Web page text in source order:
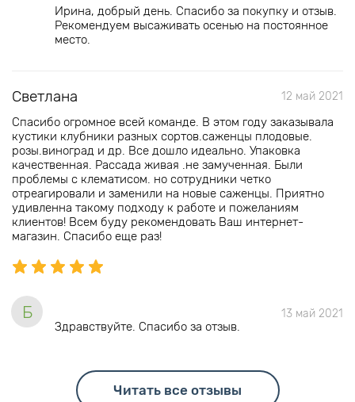
Ирина, добрый день. Спасибо за покупку и отзыв.
Рекомендуем высаживать осенью на постоянное
место.
Светлана 12 май 2021
Спасибо огромное всей команде. В этом году заказывала
кустики клубники разных сортов.саженцы плодовые.
розы.виноград и др. Все дошло идеально. Упаковка
качественная. Рассада живая .не замученная. Были
проблемы с клематисом. но сотрудники четко
отреагировали и заменили на новые саженцы. Приятно
удивленна такому подходу к работе и пожеланиям
клиентов! Всем буду рекомендовать Ваш интернет-
магазин. Спасибо еще раз!
Б 13 май 2021
Здравствуйте. Спасибо за отзыв.
Читать все отзывы